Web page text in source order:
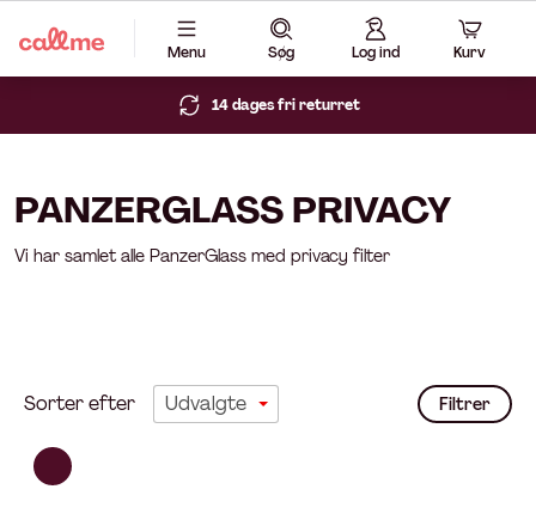
Menu Søg Log ind Kurv
14 dages fri returret
PANZERGLASS PRIVACY
Vi har samlet alle PanzerGlass med privacy filter
Sorter efter Filtrer